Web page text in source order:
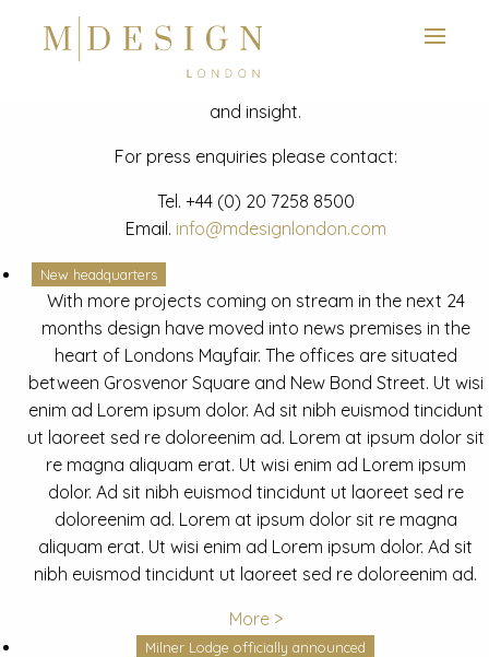
News
Latest mdesign development project and advisory news
and insight.
For press enquiries please contact:
Tel. +44 (0) 20 7258 8500
Email. info@mdesignlondon.com
New headquarters
With more projects coming on stream in the next 24
months design have moved into news premises in the
heart of Londons Mayfair. The offices are situated
between Grosvenor Square and New Bond Street. Ut wisi
enim ad Lorem ipsum dolor. Ad sit nibh euismod tincidunt
ut laoreet sed re doloreenim ad. Lorem at ipsum dolor sit
re magna aliquam erat. Ut wisi enim ad Lorem ipsum
dolor. Ad sit nibh euismod tincidunt ut laoreet sed re
doloreenim ad. Lorem at ipsum dolor sit re magna
aliquam erat. Ut wisi enim ad Lorem ipsum dolor. Ad sit
nibh euismod tincidunt ut laoreet sed re doloreenim ad.
More >
Milner Lodge officially announced